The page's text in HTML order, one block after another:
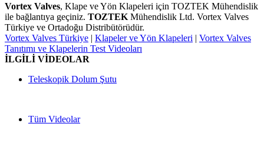
Vortex Valves, Klape ve Yön Klapeleri için TOZTEK Mühendislik
ile bağlantıya geçiniz. TOZTEK Mühendislik Ltd. Vortex Valves
Türkiye ve Ortadoğu Distribütörüdür.
Vortex Valves Türkiye | Klapeler ve Yön Klapeleri | Vortex Valves
Tanıtımı ve Klapelerin Test Videoları
İLGİLİ VİDEOLAR
Teleskopik Dolum Şutu
Tüm Videolar